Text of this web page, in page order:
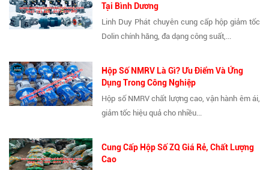
Tại Bình Dương
Linh Duy Phát chuyên cung cấp hộp giảm tốc
Dolin chính hãng, đa dạng công suất,...
Hộp Số NMRV Là Gì? Ưu Điểm Và Ứng
Dụng Trong Công Nghiệp
Hộp số NMRV chất lượng cao, vận hành êm ái,
giảm tốc hiệu quả cho nhiều...
Cung Cấp Hộp Số ZQ Giá Rẻ, Chất Lượng
Cao